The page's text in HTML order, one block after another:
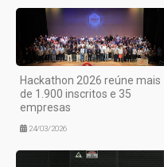
Hackathon 2026 reúne mais
de 1.900 inscritos e 35
empresas
24/03/2026